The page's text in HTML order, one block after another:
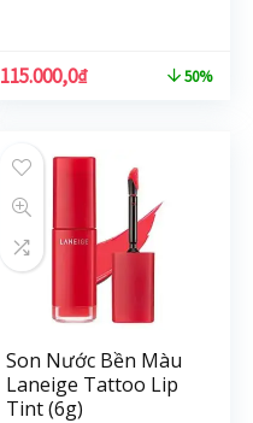
115.000,0₫ 50%
Son Nước Bền Màu
Laneige Tattoo Lip
Tint (6g)